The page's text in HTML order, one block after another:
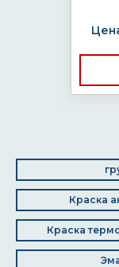
Краска
Краска